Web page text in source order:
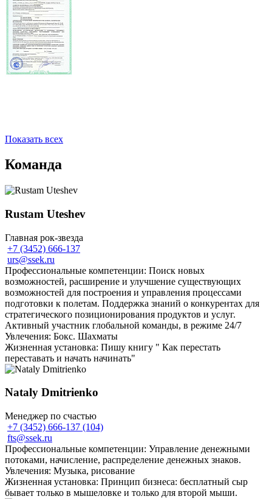
Показать всех
Команда
Rustam Uteshev
Главная рок-звезда
+7 (3452) 666-137
urs@ssek.ru
Профессиональные компетенции: Поиск новых
возможностей, расширение и улучшение существующих
возможностей для построения и управления процессами
подготовки к полетам. Поддержка знаний о конкурентах для
стратегического позиционирования продуктов и услуг.
Активный участник глобальной команды, в режиме 24/7
Увлечения: Бокс. Шахматы
Жизненная установка: Пишу книгу " Как перестать
переставать и начать начинать"
Nataly Dmitrienko
Менеджер по счастью
+7 (3452) 666-137 (104)
fts@ssek.ru
Профессиональные компетенции: Управление денежными
потоками, начисление, распределение денежных знаков.
Увлечения: Музыка, рисование
Жизненная установка: Принцип бизнеса: бесплатный сыр
бывает только в мышеловке и только для второй мыши.